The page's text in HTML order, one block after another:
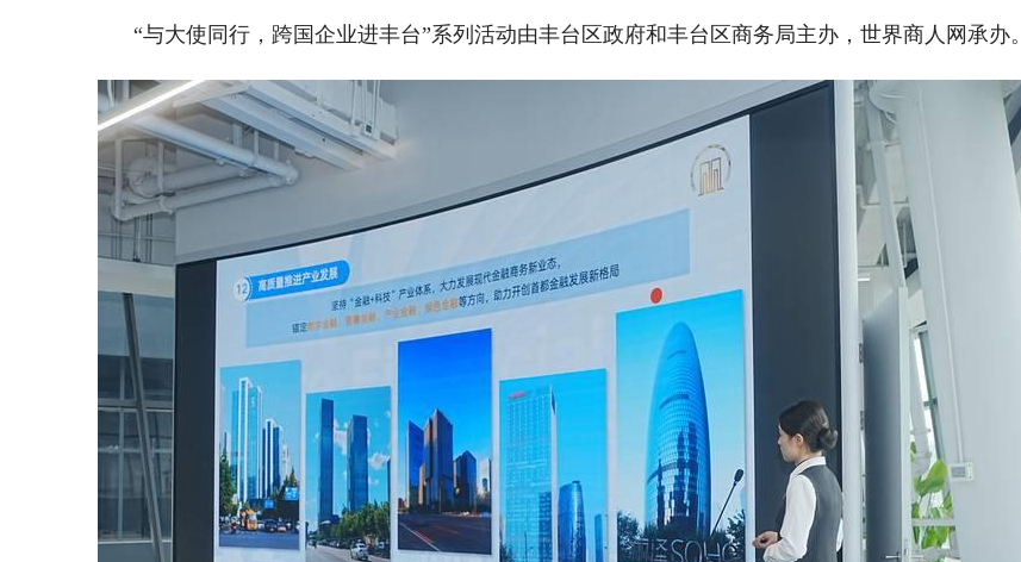
“与大使同行，跨国企业进丰台”系列活动由丰台区政府和丰台区商务局主办，世界商人网承办。